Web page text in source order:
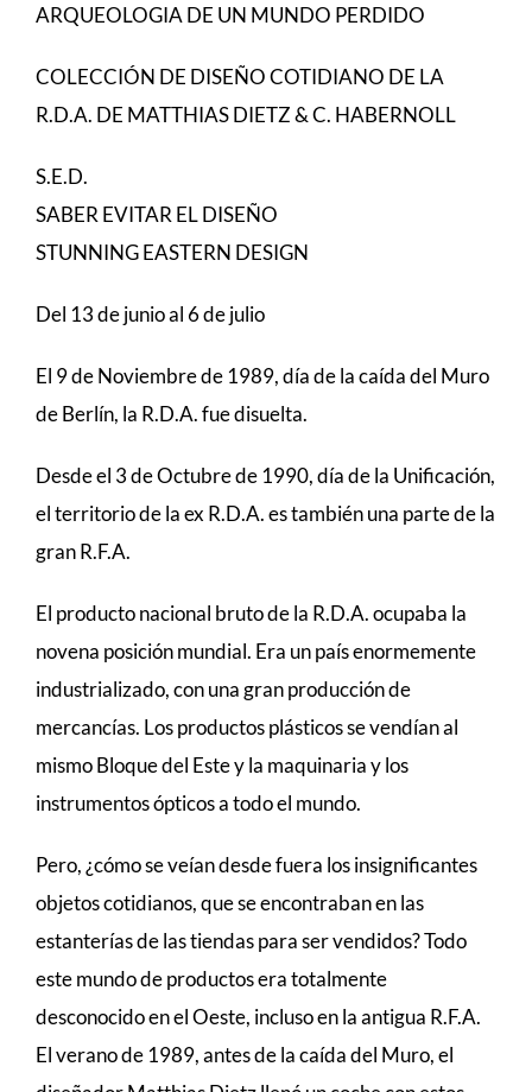
ARQUEOLOGIA DE UN MUNDO PERDIDO
COLECCIÓN DE DISEÑO COTIDIANO DE LA
R.D.A. DE MATTHIAS DIETZ & C. HABERNOLL
S.E.D.
SABER EVITAR EL DISEÑO
STUNNING EASTERN DESIGN
Del 13 de junio al 6 de julio
El 9 de Noviembre de 1989, día de la caída del Muro
de Berlín, la R.D.A. fue disuelta.
Desde el 3 de Octubre de 1990, día de la Unificación,
el territorio de la ex R.D.A. es también una parte de la
gran R.F.A.
El producto nacional bruto de la R.D.A. ocupaba la
novena posición mundial. Era un país enormemente
industrializado, con una gran producción de
mercancías. Los productos plásticos se vendían al
mismo Bloque del Este y la maquinaria y los
instrumentos ópticos a todo el mundo.
Pero, ¿cómo se veían desde fuera los insignificantes
objetos cotidianos, que se encontraban en las
estanterías de las tiendas para ser vendidos? Todo
este mundo de productos era totalmente
desconocido en el Oeste, incluso en la antigua R.F.A.
El verano de 1989, antes de la caída del Muro, el